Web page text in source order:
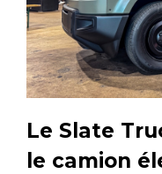
Le Slate
le camion